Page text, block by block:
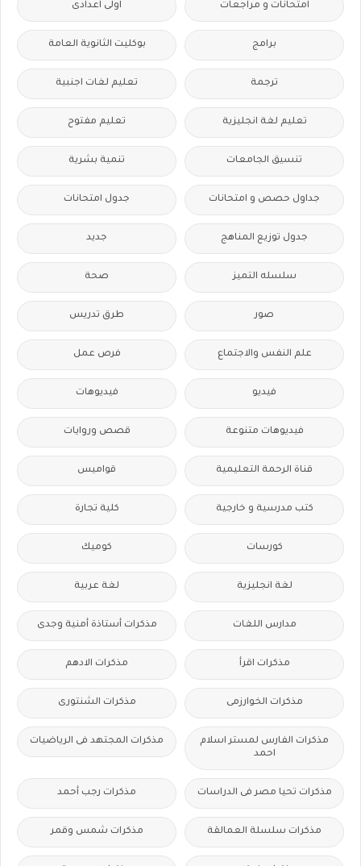
امتحانات و مراجعات اولى اعدادى
برامج بوكليت الثانوية العامة
ترجمة تعليم لغات اجنبية
تعليم لغة انجليزية تعليم مفتوح
تنسيق الجامعات تنمية بشرية
جداول حصص و امتحانات جدول امتحانات
جدول توزيع المناهج جديد
سلسله التميز صحة
صور طرق تدريس
علم النفس والاجتماع فرص عمل
فيديو فيديوهات
فيديوهات متنوعة قصص وروايات
قناة الرحمة التعليمية قواميس
كتب مدرسية و خارجية كلية تجارة
كورسات كوميك
لغة انجليزية لغة عربية
مدارس اللغات مذكرات أستاذة أمنية وجدى
مذكرات اقرأ مذكرات الادهم
مذكرات الخوارزمى مذكرات الشنتورى
مذكرات الفارس لمستر اسلام
احمد
مذكرات المجتهد فى الرياضيات
مذكرات تحيا مصر فى الدراسات مذكرات رجب أحمد
مذكرات سلسلة العمالقة مذكرات شمس وقمر